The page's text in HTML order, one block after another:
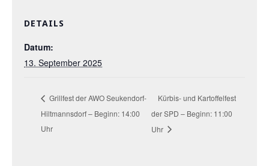
DETAILS
Datum:
13. September 2025
Grillfest der AWO Seukendorf-
Hiltmannsdorf – Beginn: 14:00
Uhr
Kürbis- und Kartoffelfest
der SPD – Beginn: 11:00
Uhr